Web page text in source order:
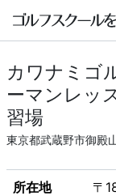
カワナミゴ
ーマンレッ
習場
東京都武蔵野市御殿
所在地
〒